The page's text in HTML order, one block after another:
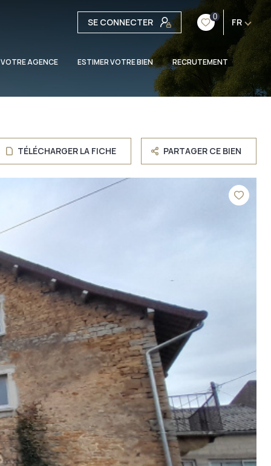
SE CONNECTER 0 FR
AGENCE ESTIMER VOTRE BIEN RECRUTEMENT
TÉLÉCHARGER LA FICHE PARTAGER CE BIEN